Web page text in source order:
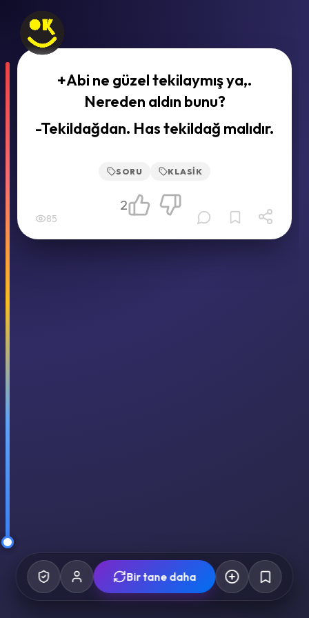
+Abi ne güzel tekilaymış ya,.
Nereden aldın bunu?
-Tekildağdan. Has tekildağ malıdır.
SORU KLASIK
85
2
Bir tane daha